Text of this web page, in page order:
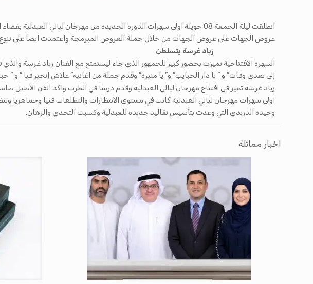
انطلقت ليلة الجمعة 08 جويلة اولى سهرات الدورة الجديدة من مهرجان ليالي
عروض الجهات على عروض الجهات من خلال جملة العروض المبرمجة واعتمدت ايضا على تنوع
زياد غرسة يتسلطن
السهرة الافتتاحية تميزت بحضور كبير للجمهور الذي جاء ليستمتع مع الفنان زياد غرسة
إلى تعدى وفات” و ” يا دار الحبايب” و” يا منيرة” وقدم جملة من اغانيه” علاش إتحير فيا ”
زياد غرسة تميز في افتتاح مهرجان ليالي العبدلية وقدم درسا في الطرب واكد الفن الاصيل
اولى سهرات مهرجان ليالي العبدلية كانت في مستوى الانتظارات والتطلعات فنيا وجماهريا
وحيدة الدريدي التي وعدت بتأسيس تقاليد جديدة للعبدلية وكسبت التحدي والرهان.
اخبار مماثلة